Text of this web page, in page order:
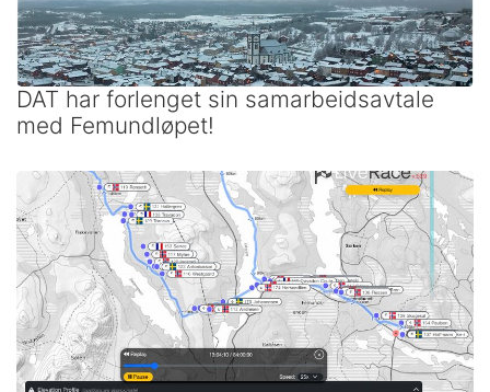
DAT har forlenget sin samarbeidsavtale
med Femundløpet!